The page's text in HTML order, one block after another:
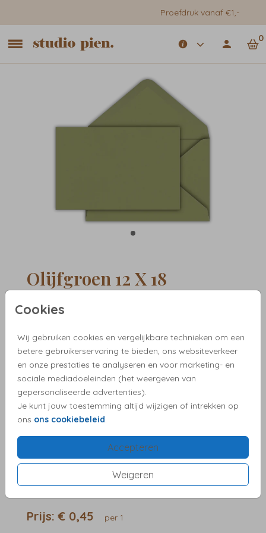
Proefdruk vanaf €1,-
0
Cookies
Wij gebruiken cookies en vergelijkbare technieken om een
betere gebruikerservaring te bieden, ons websiteverkeer
en onze prestaties te analyseren en voor marketing- en
sociale mediadoeleinden (het weergeven van
gepersonaliseerde advertenties).
Je kunt jouw toestemming altijd wijzigen of intrekken op
ons ons cookiebeleid
Accepteren
Weigeren
Olijfgroen 12 X 18
Aantal
✓ Proefdruk vanaf €2,50
✓ Pas het ontwerp eenvoudig aan
✓ Snelle verzending
✓ Kies zelf een bijpassende envelop
Prijs:€ 0,45 per 1